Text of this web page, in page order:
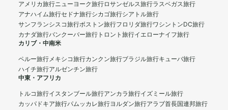
アメリカ旅行ニューヨーク旅行ロサンゼルス旅行ラスベガス旅行
アナハイム旅行セドナ旅行シカゴ旅行シアトル旅行
サンフランシスコ旅行ボストン旅行フロリダ旅行ワシントンDC旅行
カナダ旅行バンクーバー旅行 トロント旅行イエローナイフ旅行
カリブ・中南米
ペルー旅行メキシコ旅行カンクン旅行ブラジル旅行キューバ旅行
ハイチ旅行アルゼンチン旅行
中東・アフリカ
トルコ旅行イスタンブール旅行アンカラ旅行イズミール旅行
カッパドキア旅行パムッカレ旅行ヨルダン旅行アラブ首長国連邦旅行